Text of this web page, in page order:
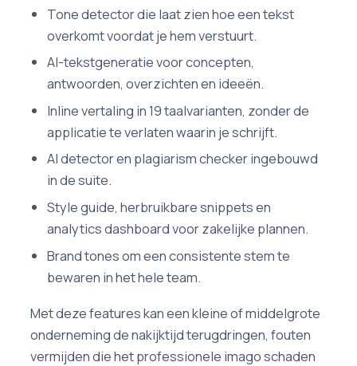
Tone detector die laat zien hoe een tekst
overkomt voordat je hem verstuurt.
AI-tekstgeneratie voor concepten,
antwoorden, overzichten en ideeën.
Inline vertaling in 19 taalvarianten, zonder de
applicatie te verlaten waarin je schrijft.
AI detector en plagiarism checker ingebouwd
in de suite.
Style guide, herbruikbare snippets en
analytics dashboard voor zakelijke plannen.
Brand tones om een consistente stem te
bewaren in het hele team.
Met deze features kan een kleine of middelgrote
onderneming de nakijktijd terugdringen, fouten
vermijden die het professionele imago schaden